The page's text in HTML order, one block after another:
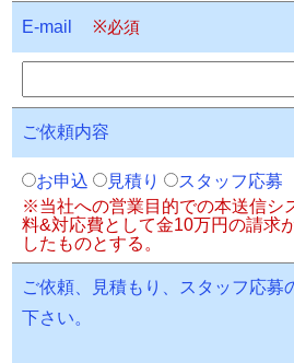
E-mail ※必須
ご依頼内容
お申込 見積り
スタッフ応募
※当社への営業目的での本送信シ
料&対応費として金10万円の請求
したものとする。
ご依頼、見積もり、スタッフ応募
下さい。